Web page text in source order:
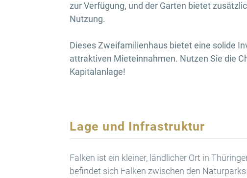
zur Verfügung, und der Garten bietet
Nutzung.
Dieses Zweifamilienhaus bietet eine solide
attraktiven Mieteinnahmen. Nutzen Sie die
Kapitalanlage!
Lage und Infrastruktur
Falken ist ein kleiner, ländlicher Ort in
befindet sich Falken zwischen den